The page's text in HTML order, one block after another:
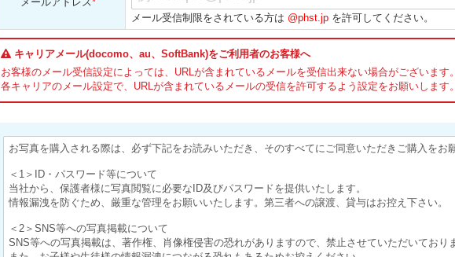
メール受信制限をされている方は @phst.jpを許可してください。
キャリアメール(docomo、au、SoftBank)をご利用者のお客様へ
お客様のメール受信設定によっては、URLが含まれているメールを受信出来ない場合がございます。
各キャリアのメール設定で、URLが含まれているメールの受信を許可するよう設定をお願いします。